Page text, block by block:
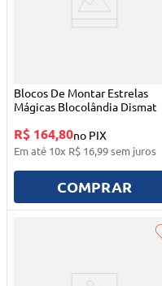
Blocos De Montar Estrelas
Mágicas Blocolândia Dismat
R$ 164,80no PIX
Em até 10x R$ 16,99sem juros
COMPRAR